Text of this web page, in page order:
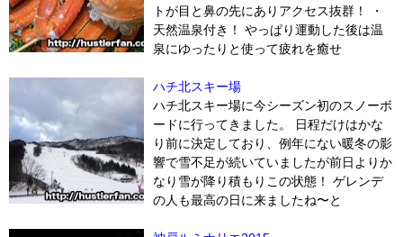
トが目と鼻の先にありアクセス抜群！ ・
天然温泉付き！ やっぱり運動した後は温
泉にゆったりと使って疲れを癒せ
ハチ北スキー場
ハチ北スキー場に今シーズン初のスノーボ
ードに行ってきました。 日程だけはかな
り前に決定しており、例年にない暖冬の影
響で雪不足が続いていましたが前日よりか
なり雪が降り積もりこの状態！ ゲレンデ
の人も最高の日に来ましたね〜と